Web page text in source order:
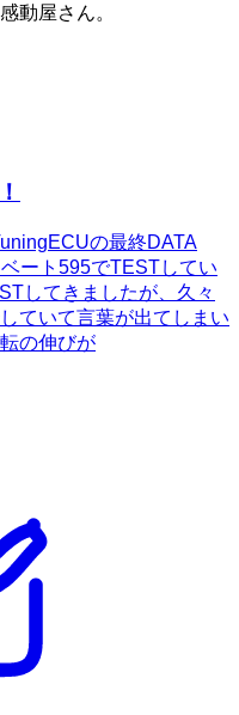
動屋さん。
の最終DATA
ート595でTESTしてい
してきましたが、久々
ていて言葉が出てしまい
の伸びが